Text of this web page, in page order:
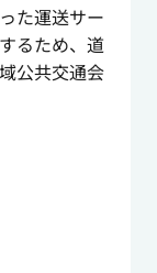
た運送サー
るため、道
公共交通会